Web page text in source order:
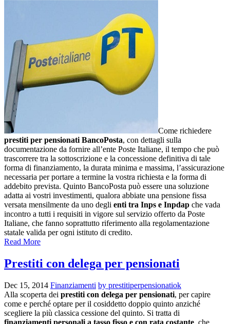
Come richiedere
prestiti per pensionati BancoPosta, con dettagli sulla
documentazione da fornire all’ente Poste Italiane, il tempo che può
trascorrere tra la sottoscrizione e la concessione definitiva di tale
forma di finanziamento, la durata minima e massima, l’assicurazione
necessaria per portare a termine la vostra richiesta e la forma di
addebito prevista. Quinto BancoPosta può essere una soluzione
adatta ai vostri investimenti, qualora abbiate una pensione fissa
versata mensilmente da uno degli enti tra Inps e Inpdap che vada
incontro a tutti i requisiti in vigore sul servizio offerto da Poste
Italiane, che fanno soprattutto riferimento alla regolamentazione
statale valida per ogni istituto di credito.
Read More
Prestiti con delega per pensionati
Dec 15, 2014 Finanziamenti by prestitiperpensionatiok
Alla scoperta dei prestiti con delega per pensionati, per capire
come e perché optare per il cosiddetto doppio quinto anziché
scegliere la più classica cessione del quinto. Si tratta di
finanziamenti personali a tasso fisso e con rata costante , che